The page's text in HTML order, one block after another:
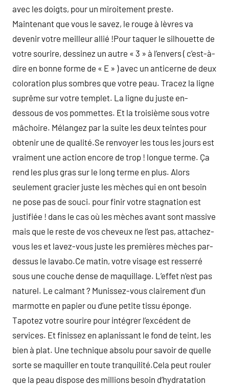
avec les doigts, pour un miroitement preste.
Maintenant que vous le savez, le rouge à lèvres va
devenir votre meilleur allié !Pour taquer le silhouette de
votre sourire, dessinez un autre « 3 » à l’envers ( c’est-à-
dire en bonne forme de « E » ) avec un anticerne de deux
coloration plus sombres que votre peau. Tracez la ligne
suprême sur votre templet. La ligne du juste en-
dessous de vos pommettes. Et la troisième sous votre
mâchoire. Mélangez par la suite les deux teintes pour
obtenir une de qualité.Se renvoyer les tous les jours est
vraiment une action encore de trop ! longue terme. Ça
rend les plus gras sur le long terme en plus. Alors
seulement gracier juste les mèches qui en ont besoin
ne pose pas de souci. pour finir votre stagnation est
justifiée ! dans le cas où les mèches avant sont massive
mais que le reste de vos cheveux ne l’est pas, attachez-
vous les et lavez-vous juste les premières mèches par-
dessus le lavabo.Ce matin, votre visage est resserré
sous une couche dense de maquillage. L’effet n’est pas
naturel. Le calmant ? Munissez-vous clairement d’un
marmotte en papier ou d’une petite tissu éponge.
Tapotez votre sourire pour intégrer l’excédent de
services. Et finissez en aplanissant le fond de teint, les
bien à plat. Une technique absolu pour savoir de quelle
sorte se maquiller en toute tranquilité.Cela peut rouler
que la peau dispose des millions besoin d’hydratation